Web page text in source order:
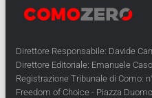
Direttore Responsabile: Davide
Direttore Editoriale: Emanuele Caso
Registrazione Tribunale di Como:
Freedom of Choice - Piazza